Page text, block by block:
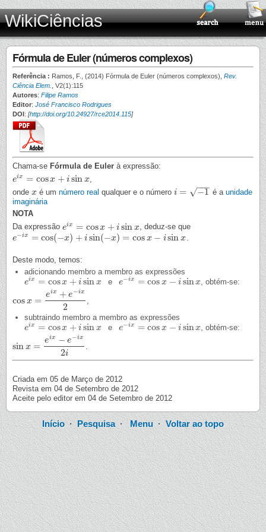
WikiCiências
Fórmula de Euler (números complexos)
Referência : Ramos, F., (2014) Fórmula de Euler (números complexos), Rev.
Ciência Elem.
, V2(1):115
Autores: Filipe Ramos
Editor: José Francisco Rodrigues
DOI: [http://doi.org/10.24927/rce2014.115]
Chama-se Fórmula de Euler à expressão:
eix = cosx + i sin x
eix =cosx+isinx
,
onde x
x é umnúmero real qualquer e o númeroi = −1
−−
−
√
i=−1 é a unidade
imaginária
NOTA
Da expressão eix = cosx + i sin x
eix =cosx+isinx , deduz-se que
e−ix = cos(−x) + i sin(−x) = cos x − isin x
e−ix= cos(−x )+isin (−x) =cosx−isinx
Deste modo, temos:
adicionando membro a membro as expressões
eix = cosx + i sin x
eix =cosx+isinx e e−ix = cos x − i sinx
−ix=cos x−isin x , obtém-se:
cos x =
eix + e−ix
2
cos x= eix +e−ix2
subtraindo membro a membro as expressões
eix = cosx + i sin x
eix =cosx+isinx e e−ix = cos x − i sinx
−ix=cos x−isin x , obtém-se:
sin x =
eix − e−ix
2i
sinx= eix −e−ix2i
Criada em 05 de Março de 2012
Revista em 04 de Setembro de 2012
Aceite pelo editor em 04 de Setembro de 2012
Início· Pesquisa· Menu · Voltar ao topo